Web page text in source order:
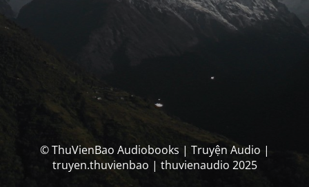
© ThuVienBao Audiobooks | Truyện Audio |
truyen.thuvienbao | thuvienaudio 2025